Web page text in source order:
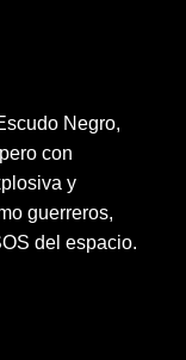
Negro,
con
y
guerreros,
del espacio.